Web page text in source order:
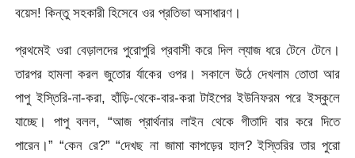
বয়েস! কিন্তু সহকারী হিসেবে ওর প্রতিভা অসাধারণ।
প্রথমেই ওরা বেড়ালদের পুরোপুরি প্রবাসী করে দিল ল্যাজ ধরে টেনে টেনে।
তারপর হামলা করল জুতোর র্যাকের ওপর। সকালে উঠে দেখলাম তোতা আর
পাপু ইস্তিরি-না-করা, হাঁড়ি-থেকে-বার-করা টাইপের ইউনিফরম পরে ইস্কুলে
যাচ্ছে। পাপু বলল, “আজ প্রার্থনার লাইন থেকে গীতাদি বার করে দিতে
পারেন।” “কেন রে?” “দেখছ না জামা কাপড়ের হাল? ইস্তিরির তার পুরো